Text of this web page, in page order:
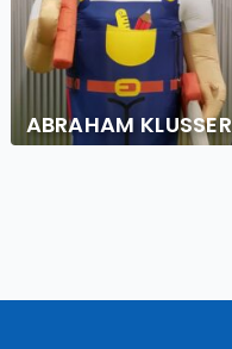
ABRAHAM KLUSSER